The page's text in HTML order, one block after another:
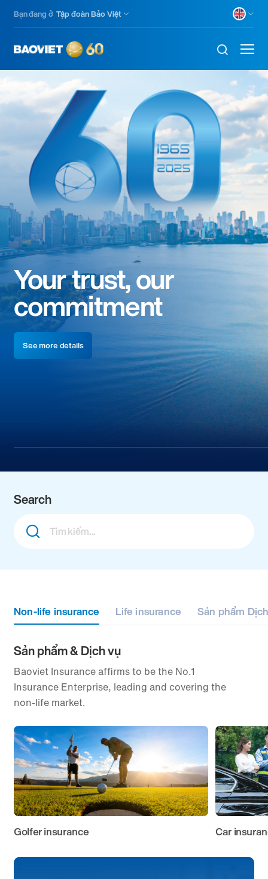
content
Bạn đang ở Tập đoàn Bảo Việt
Your trust, our
commitment
See more details
Search
fields
Non-life insurance Life insurance Sản phẩm
Sản phẩm & Dịch vụ
Baoviet Insurance affirms to be the No.1
Insurance Enterprise, leading and covering the
non-life market.
Golfer insurance Car